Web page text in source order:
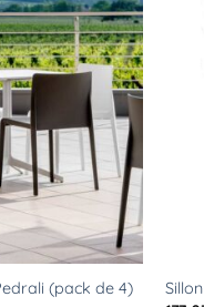
(pack de 4)